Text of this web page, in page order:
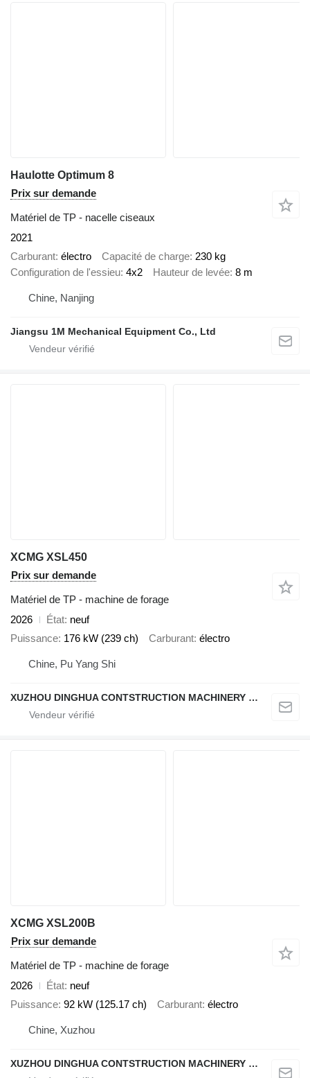
Haulotte Optimum 8
Prix sur demande
Matériel de TP - nacelle ciseaux
2021
Carburant électro Capacité de charge 230 kg
Configuration de l'essieu 4x2 Hauteur de levée 8 m
Chine, Nanjing
Jiangsu 1M Mechanical Equipment Co., Ltd
XCMG XSL450
Prix sur demande
Matériel de TP - machine de forage
2026
État neuf
Puissance 176 kW (239 ch) Carburant électro
Chine, Pu Yang Shi
XUZHOU DINGHUA CONTSTRUCTION MACHINERY CO., LTD.
XCMG XSL200B
Prix sur demande
Matériel de TP - machine de forage
2026
État neuf
Puissance 92 kW (125.17 ch) Carburant électro
Chine, Xuzhou
XUZHOU DINGHUA CONTSTRUCTION MACHINERY CO., LTD.